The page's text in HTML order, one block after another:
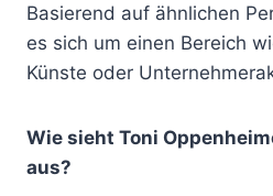
Basierend auf ähnlichen
es sich um einen Bereich
Künste oder
Wie sieht Toni
aus?